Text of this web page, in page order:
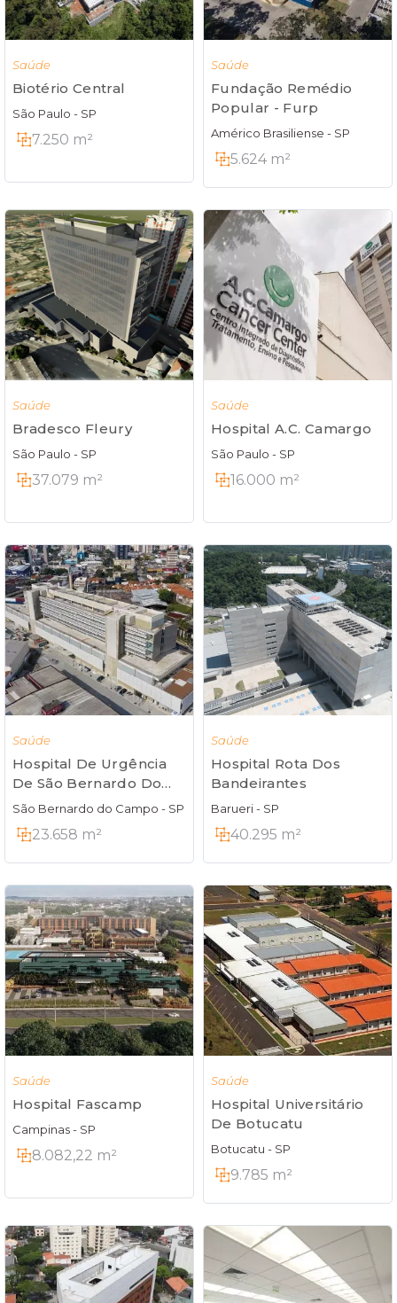
Saúde
Biotério Central
São Paulo - SP
7.250 m²
Saúde
Fundação Remédio
Popular - Furp
Américo Brasiliense - SP
5.624 m²
Saúde
Bradesco Fleury
São Paulo - SP
37.079 m²
Saúde
Hospital A.C. Camargo
São Paulo - SP
16.000 m²
Saúde
Hospital De Urgência
De São Bernardo Do
Campo
São Bernardo do Campo - SP
23.658 m²
Saúde
Hospital Rota Dos
Bandeirantes
Barueri - SP
40.295 m²
Saúde
Hospital Fascamp
Campinas - SP
8.082,22 m²
Saúde
Hospital Universitário
De Botucatu
Botucatu - SP
9.785 m²